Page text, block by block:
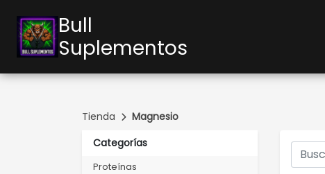
Bull
Suplementos
Tienda
Magnesio
Categorías
Proteínas